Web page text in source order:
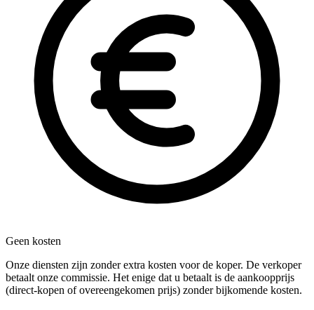
Geen kosten
Onze diensten zijn zonder extra kosten voor de koper. De verkoper
betaalt onze commissie. Het enige dat u betaalt is de aankoopprijs
(direct-kopen of overeengekomen prijs) zonder bijkomende kosten.